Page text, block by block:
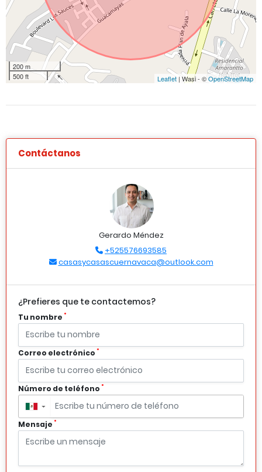
200 m
500 ft
Leaflet | Wasi - ©OpenStreetMap
Contáctanos
Gerardo Méndez
+525576693585
casasycasascuernavaca@outlook.com
¿Prefieres que te contactemos?
Tu nombre *
Correo electrónico *
Número de teléfono *
▼
Mensaje *